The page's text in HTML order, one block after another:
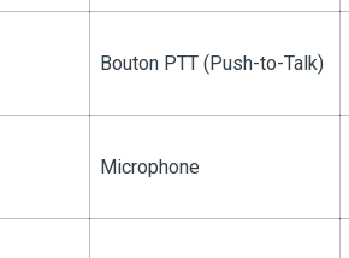
Bouton PTT (Push-to-Talk)
Microphone